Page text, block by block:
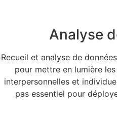
Analyse
Recueil et analyse de
pour mettre en lumière
interpersonnelles et
pas essentiel pour